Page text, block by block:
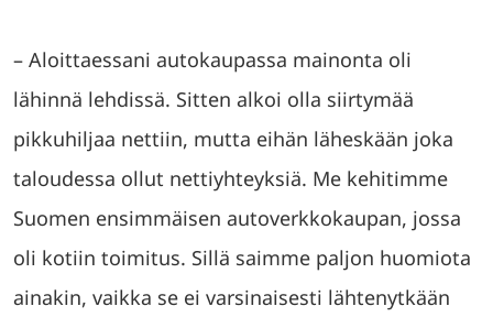
– Aloittaessani autokaupassa mainonta oli
lähinnä lehdissä. Sitten alkoi olla siirtymää
pikkuhiljaa nettiin, mutta eihän läheskään joka
taloudessa ollut nettiyhteyksiä. Me kehitimme
Suomen ensimmäisen autoverkkokaupan, jossa
oli kotiin toimitus. Sillä saimme paljon huomiota
ainakin, vaikka se ei varsinaisesti lähtenytkään